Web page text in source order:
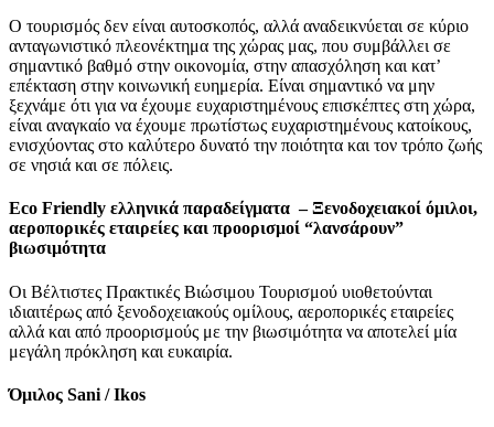
Ο τουρισμός δεν είναι αυτοσκοπός, αλλά αναδεικνύεται σε κύριο
ανταγωνιστικό πλεονέκτημα της χώρας μας, που συμβάλλει σε
σημαντικό βαθμό στην οικονομία, στην απασχόληση και κατ’
επέκταση στην κοινωνική ευημερία. Είναι σημαντικό να μην
ξεχνάμε ότι για να έχουμε ευχαριστημένους επισκέπτες στη χώρα,
είναι αναγκαίο να έχουμε πρωτίστως ευχαριστημένους κατοίκους,
ενισχύοντας στο καλύτερο δυνατό την ποιότητα και τον τρόπο ζωής
σε νησιά και σε πόλεις.
Εco Friendly ελληνικά παραδείγματα – Ξενοδοχειακοί όμιλοι,
αεροπορικές εταιρείες και προορισμοί “λανσάρουν”
βιωσιμότητα
Οι Βέλτιστες Πρακτικές Βιώσιμου Τουρισμού υιοθετούνται
ιδιαιτέρως από ξενοδοχειακούς ομίλους, αεροπορικές εταιρείες
αλλά και από προορισμούς με την βιωσιμότητα να αποτελεί μία
μεγάλη πρόκληση και ευκαιρία.
Όμιλος Sani / Ikos